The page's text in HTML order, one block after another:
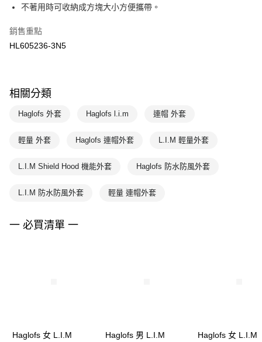
每筆NT$100，滿NT$1,500(含以上)免運費
不著用時可收納成方塊大小方便攜帶。
銷售重點
HL605236-3N5
相關分類
Haglofs 外套 Haglofs l.i.m 連帽 外套
輕量 外套 Haglofs 連帽外套 L.I.M 輕量外套
L.I.M Shield Hood 機能外套 Haglofs 防水防風外套
L.I.M 防水防風外套 輕量 連帽外套
一 必買清單 一
Haglofs 女 L.I.M
Haglofs 男 L.I.M
Haglofs 女 L.I.M